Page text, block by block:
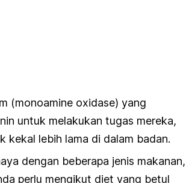
(monoamine oxidase) yang
untuk melakukan tugas mereka,
kekal lebih lama di dalam badan.
dengan beberapa jenis makanan,
perlu mengikut diet yang betul